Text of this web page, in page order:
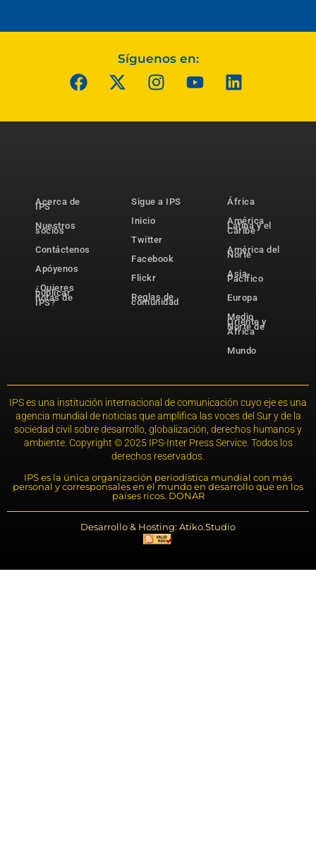
Síguenos en:
Acerca de
IPS
Nuestros
socios
Contáctenos
Apóyenos
¿Quieres
publicar
notas de
IPS?
Sigue a IPS
Inicio
Twitter
Facebook
Flickr
Reglas de
comunidad
África
América
Latina y el
Caribe
América del
Norte
Asia-
Pacífico
Europa
Medio
Oriente y
Norte de
África
Mundo
IPS es una institución internacional de comunicación cuyo eje es una
agencia mundial de noticias que amplifica las voces del Sur y de la
sociedad civil sobre desarrollo, globalización, derechos humanos y
ambiente. Copyright © 2025 IPS-Inter Press Service. Todos los
derechos reservados.
IPS es la única organización periodística mundial con más
personal y corresponsales en el mundo en desarrollo que en los
países ricos. DONAR
Desarrollo & Hosting: Atiko.Studio